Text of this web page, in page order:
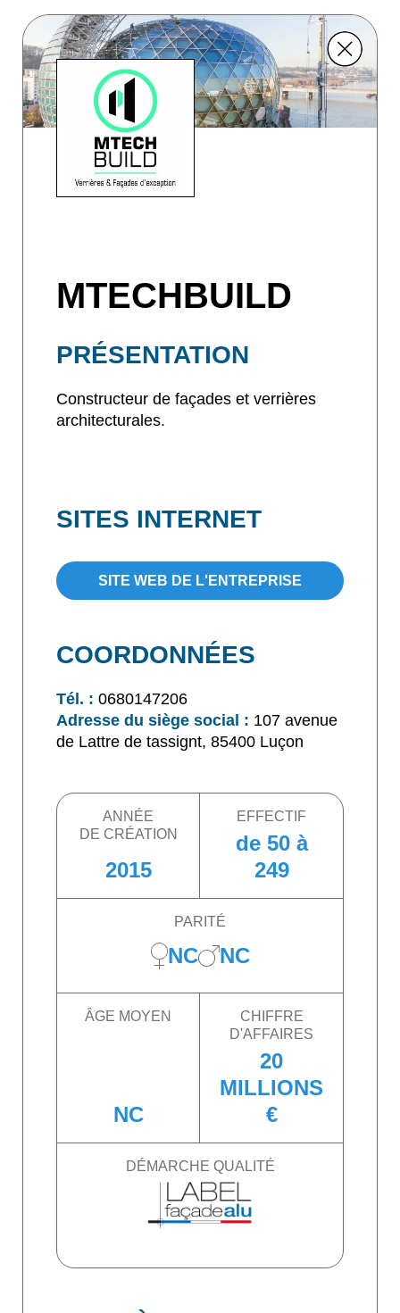
MTECHBUILD
PRÉSENTATION
Constructeur de façades et verrières
architecturales.
SITES INTERNET
SITE WEB DE L'ENTREPRISE
COORDONNÉES
Tél. : 0680147206
Adresse du siège social : 107 avenue
de Lattre de tassignt, 85400 Luçon
ANNÉE
DE CRÉATION
2015
EFFECTIF
de 50 à
249
PARITÉ
NC NC
ÂGE MOYEN
NC
CHIFFRE
D'AFFAIRES
20
MILLIONS
€
DÉMARCHE QUALITÉ